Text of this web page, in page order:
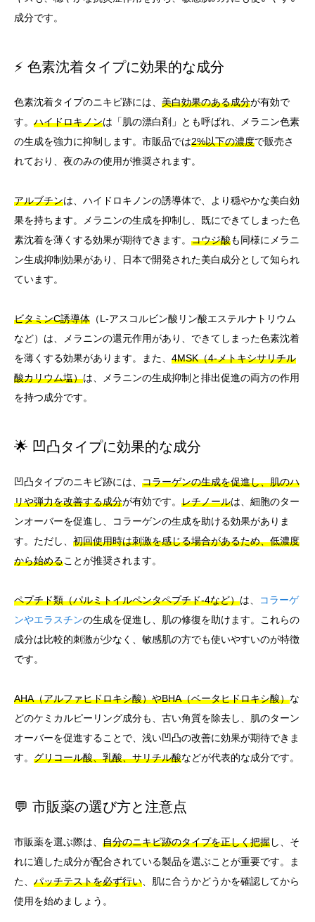
成分です。
⚡ 色素沈着タイプに効果的な成分
色素沈着タイプのニキビ跡には、 美白効果のある成分が有効で
す。 ハイドロキノンは「肌の漂白剤」とも呼ばれ、メラニン色素
の生成を強力に抑制します。市販品では2%以下の濃度で販売さ
れており、夜のみの使用が推奨されます。
アルブチンは、ハイドロキノンの誘導体で、より穏やかな美白効
果を持ちます。メラニンの生成を抑制し、既にできてしまった色
素沈着を薄くする効果が期待できます。 コウジ酸も同様にメラニ
ン生成抑制効果があり、日本で開発された美白成分として知られ
ています。
ビタミンC誘導体 （L-アスコルビン酸リン酸エステルナトリウム
など）は、メラニンの還元作用があり、できてしまった色素沈着
を薄くする効果があります。また、 4MSK（4-メトキシサリチル
酸カリウム塩）は、メラニンの生成抑制と排出促進の両方の作用
を持つ成分です。
🌟 凹凸タイプに効果的な成分
凹凸タイプのニキビ跡には、 コラーゲンの生成を促進し、肌のハ
リや弾力を改善する成分が有効です。 レチノールは、細胞のター
ンオーバーを促進し、コラーゲンの生成を助ける効果がありま
す。ただし、 初回使用時は刺激を感じる場合があるため、低濃度
から始めることが推奨されます。
ペプチド類（パルミトイルペンタペプチド-4など）は、
コラーゲ
ンやエラスチンの生成を促進し、肌の修復を助けます。これらの
成分は比較的刺激が少なく、敏感肌の方でも使いやすいのが特徴
です。
AHA（アルファヒドロキシ酸）やBHA（ベータヒドロキシ酸）な
どのケミカルピーリング成分も、古い角質を除去し、肌のターン
オーバーを促進することで、浅い凹凸の改善に効果が期待できま
す。 グリコール酸、乳酸、サリチル酸などが代表的な成分です。
💬 市販薬の選び方と注意点
市販薬を選ぶ際は、 自分のニキビ跡のタイプを正しく把握し、そ
れに適した成分が配合されている製品を選ぶことが重要です。ま
た、 パッチテストを必ず行い、肌に合うかどうかを確認してから
使用を始めましょう。